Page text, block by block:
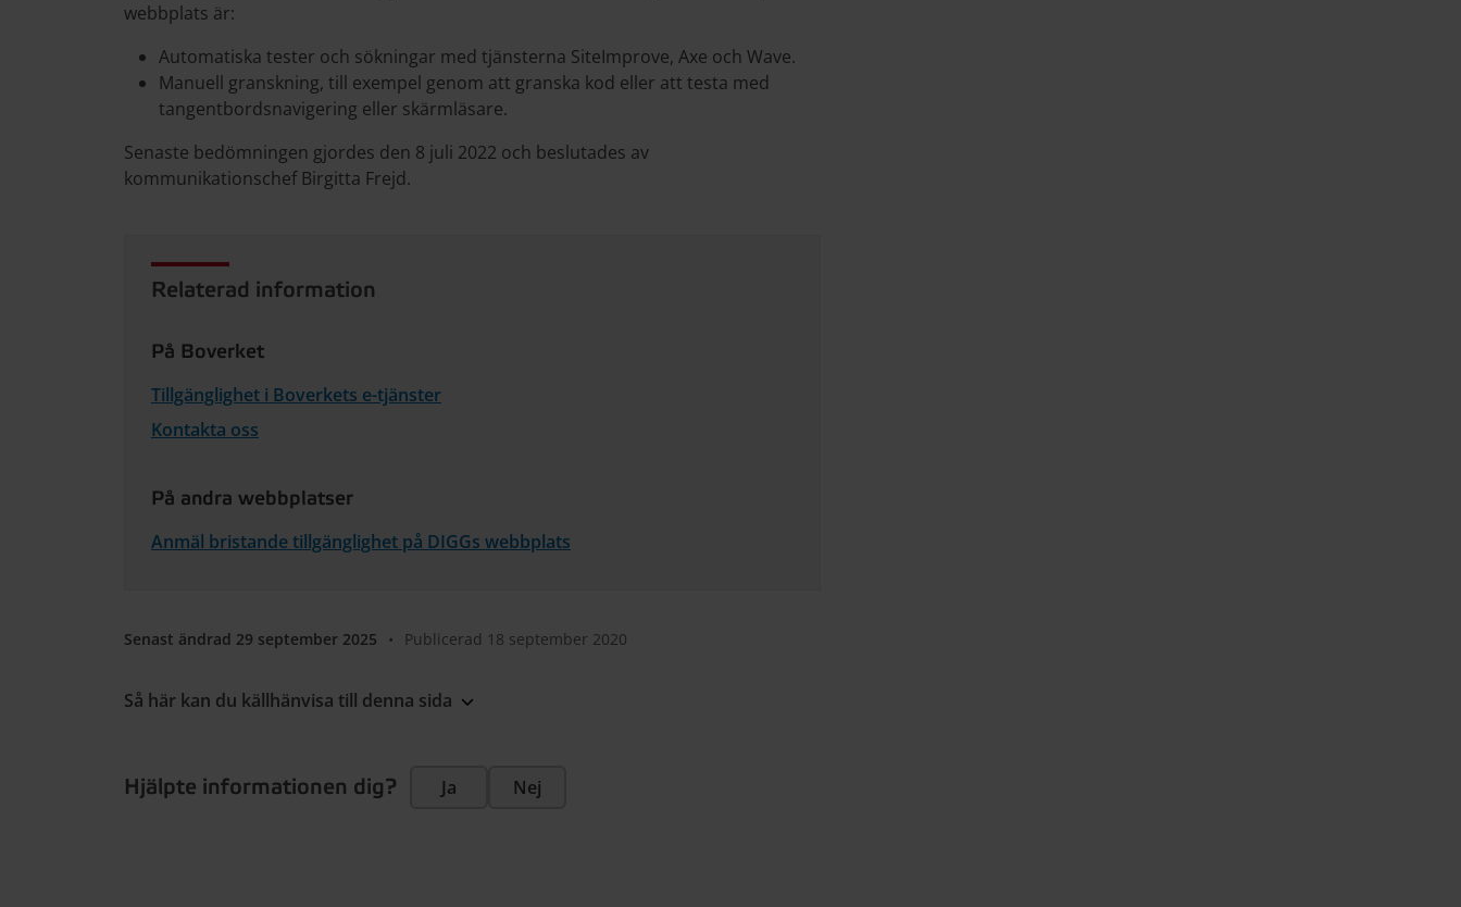
webbplats är:
Automatiska tester och sökningar med tjänsterna SiteImprove, Axe och Wave.
Manuell granskning, till exempel genom att granska kod eller att testa med
tangentbordsnavigering eller skärmläsare.
Senaste bedömningen gjordes den 8 juli 2022 och beslutades av
kommunikationschef Birgitta Frejd.
Relaterad information
På Boverket
Tillgänglighet i Boverkets e-tjänster
Kontakta oss
På andra webbplatser
Anmäl bristande tillgänglighet på DIGGs webbplats
Senast ändrad 29 september 2025 • Publicerad 18 september 2020
Så här kan du källhänvisa till denna sida
Hjälpte informationen dig? Ja Nej